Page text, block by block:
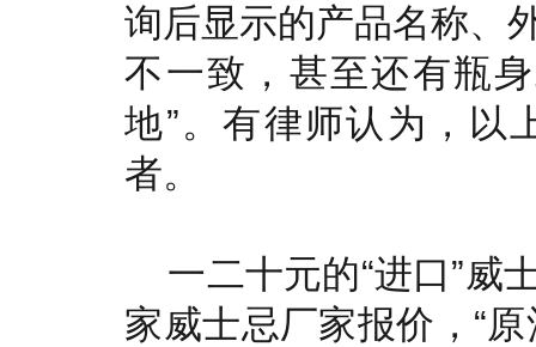
询后显示的产品名称、
不一致，甚至还有瓶
地”。有律师认为，以
者。
一二十元的“进口”威
家威士忌厂家报价，“